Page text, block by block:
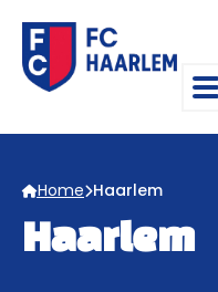
Home Haarlem
Haarlem